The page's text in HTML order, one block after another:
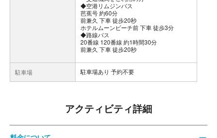
◆空港リムジンバス
芭蕉号 約60分
前兼久 下車 徒歩20秒
ホテルムーンビーチ前 下車 徒歩3分
◆路線バス
20番線 120番線 約1時間30分
前兼久 下車 徒歩20秒
駐車場 駐車場あり 予約不要
アクティビティ詳細